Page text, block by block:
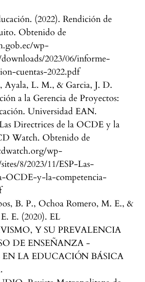
(2022). Rendición de
Obtenido de
wp-
2023/06/informe-
cuentas-2022.pdf
Ayala, L. M., & Garcia, J. D.
a la Gerencia de Proyectos:
Universidad EAN.
Directrices de la OCDE y la
Watch. Obtenido de
wp-
8/2023/11/ESP-Las-
OCDE-y-la-competencia-
B. P., Ochoa Romero, M. E., &
E. (2020). EL
Y SU PREVALENCIA
DE ENSEÑANZA -
EN LA EDUCACIÓN BÁSICA